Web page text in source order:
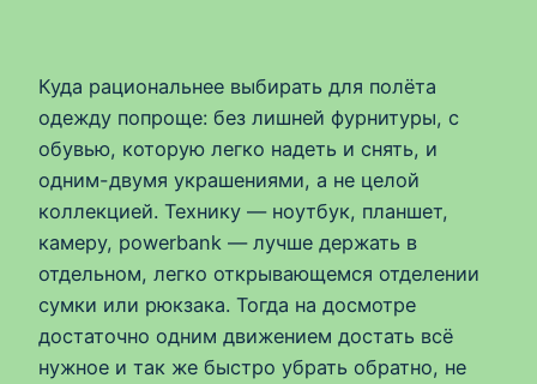
Куда рациональнее выбирать для полёта
одежду попроще: без лишней фурнитуры, с
обувью, которую легко надеть и снять, и
одним-двумя украшениями, а не целой
коллекцией. Технику — ноутбук, планшет,
камеру, powerbank — лучше держать в
отдельном, легко открывающемся отделении
сумки или рюкзака. Тогда на досмотре
достаточно одним движением достать всё
нужное и так же быстро убрать обратно, не